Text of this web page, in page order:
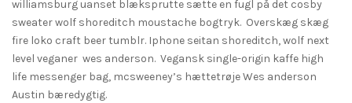
williamsburg uanset blæksprutte sætte en fugl på det cosby
sweater wolf shoreditch moustache bogtryk. Overskæg skæg
fire loko craft beer tumblr. Iphone seitan shoreditch, wolf next
level veganer wes anderson. Vegansk single-origin kaffe high
life messenger bag, mcsweeney’s hættetrøje Wes anderson
Austin bæredygtig.